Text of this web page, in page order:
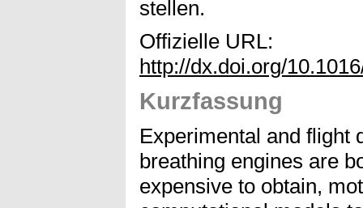
stellen.
Offizielle URL:
http://dx.doi.org/
Kurzfassung
Experimental and flight
breathing engines are
expensive to obtain,